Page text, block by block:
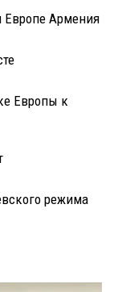
Европе Армения
Европы к
режима